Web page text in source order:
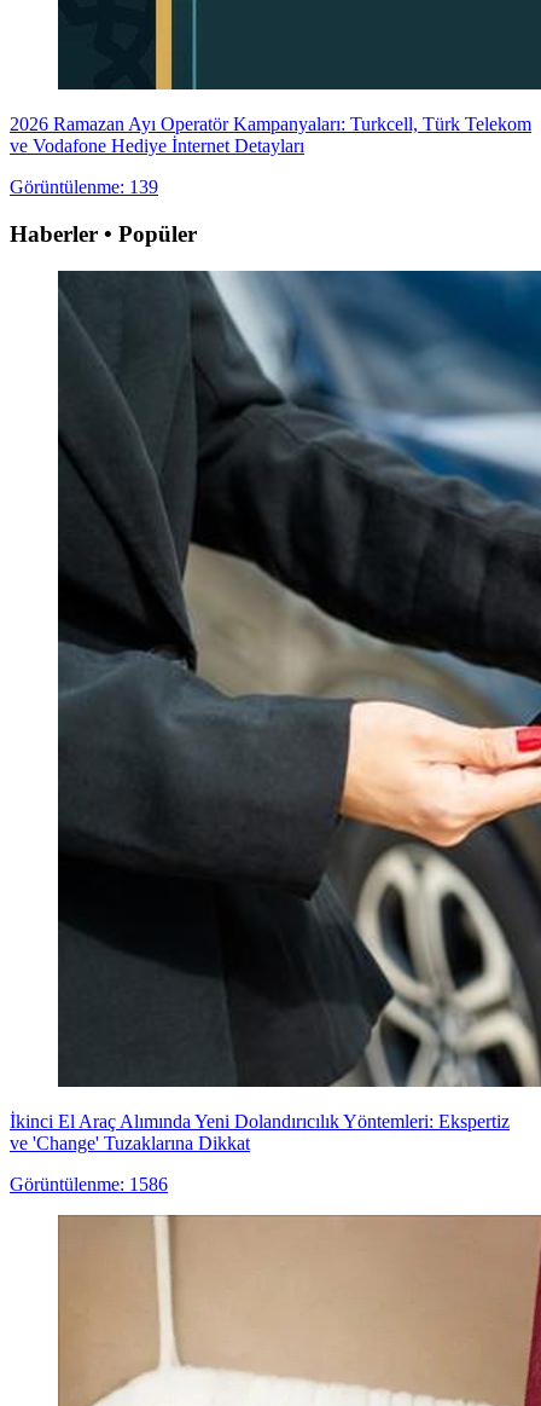
2026 Ramazan Ayı Operatör Kampanyaları: Turkcell, Türk Telekom
ve Vodafone Hediye İnternet Detayları
Görüntülenme: 139
Haberler • Popüler
İkinci El Araç Alımında Yeni Dolandırıcılık Yöntemleri: Ekspertiz
ve 'Change' Tuzaklarına Dikkat
Görüntülenme: 1586